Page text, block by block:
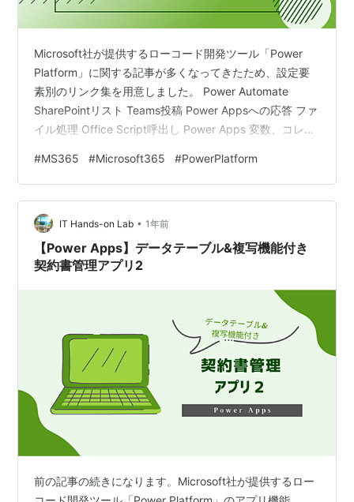
Microsoft社が提供するローコード開発ツール「Power
Platform」に関する記事が多くなってきたため、設定要
素別のリンク集を用意しました。 Power Automate
SharePointリスト Teams投稿 Power Appsへの応答 ファ
イル処理 Office Script呼出し Power Apps 変数、コレク
ブル フロー呼出し,データ授受 Patch データ更新
Office365ユーザー コンボボックス、チェックボックス
整合チェック、自動連番、データ複写等の内部処理 設定
Dataverse for Team…
#MS365 #Microsoft365 #PowerPlatform
IT Hands-on Lab • 1年前
【Power Apps】データテーブル&複写機能付き
契約書管理アプリ2
前の記事の続きになります。Microsoft社が提供するロー